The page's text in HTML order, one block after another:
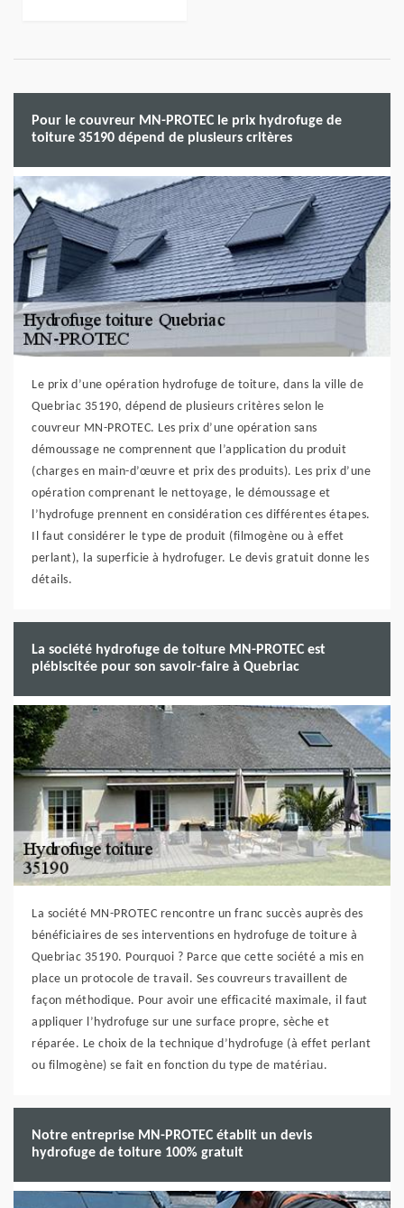
Pour le couvreur MN-PROTEC le prix hydrofuge de
toiture 35190 dépend de plusieurs critères
Le prix d’une opération hydrofuge de toiture, dans la ville de
Quebriac 35190, dépend de plusieurs critères selon le
couvreur MN-PROTEC. Les prix d’une opération sans
démoussage ne comprennent que l’application du produit
(charges en main-d’œuvre et prix des produits). Les prix d’une
opération comprenant le nettoyage, le démoussage et
l’hydrofuge prennent en considération ces différentes étapes.
Il faut considérer le type de produit (filmogène ou à effet
perlant), la superficie à hydrofuger. Le devis gratuit donne les
détails.
La société hydrofuge de toiture MN-PROTEC est
plébiscitée pour son savoir-faire à Quebriac
La société MN-PROTEC rencontre un franc succès auprès des
bénéficiaires de ses interventions en hydrofuge de toiture à
Quebriac 35190. Pourquoi ? Parce que cette société a mis en
place un protocole de travail. Ses couvreurs travaillent de
façon méthodique. Pour avoir une efficacité maximale, il faut
appliquer l’hydrofuge sur une surface propre, sèche et
réparée. Le choix de la technique d’hydrofuge (à effet perlant
ou filmogène) se fait en fonction du type de matériau.
Notre entreprise MN-PROTEC établit un devis
hydrofuge de toiture 100% gratuit